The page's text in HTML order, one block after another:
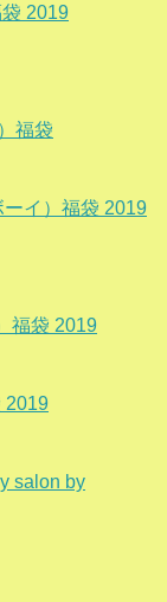
2019
福袋
イ）福袋 2019
福袋 2019
2019
salon by